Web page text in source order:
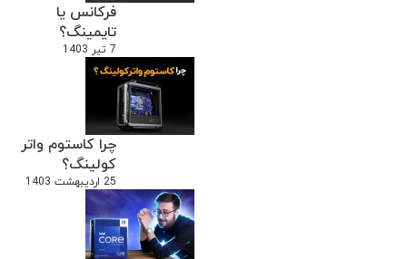
فرکانس یا
تایمینگ؟
7 تیر 1403
چرا کاستوم واتر
کولینگ؟
25 اردیبهشت 1403